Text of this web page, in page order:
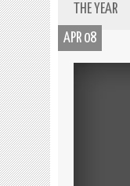
THE YEAR
APR 08